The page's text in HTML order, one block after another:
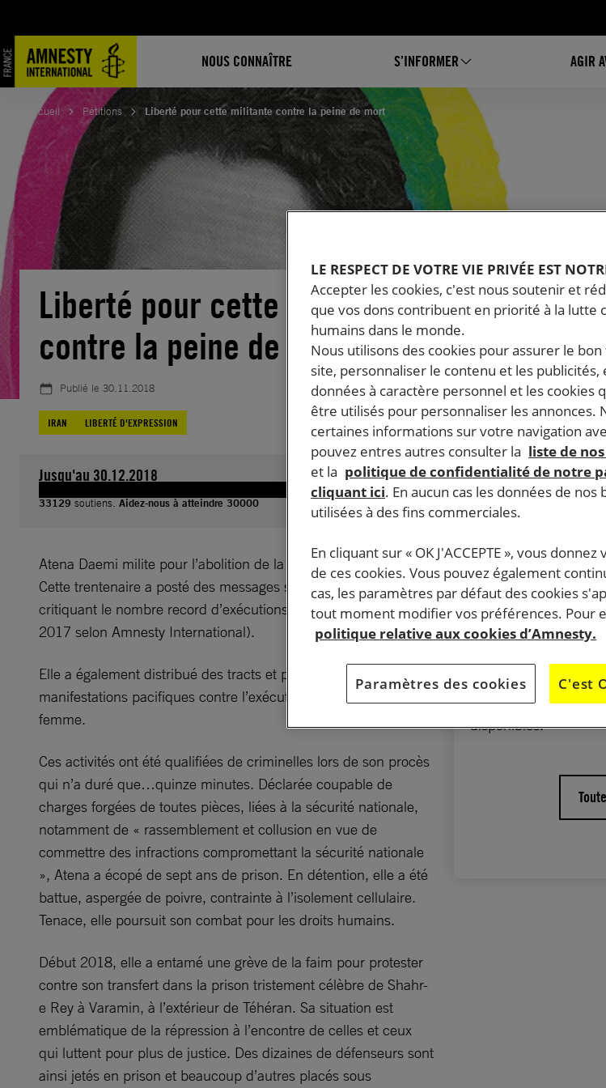
NOUS CONNAÎTRE S’INFORMER AGIR
contenu
Accueil Pétitions Liberté pour cette militante contre la peine de mort
Liberté pour cette militante
contre la peine de mort
Publié le 30.11.2018
IRAN LIBERTÉ D'EXPRESSION
Jusqu'au 30.12.2018
33129 soutiens. Aidez-nous à atteindre 30000
Atena Daemi milite pour l’abolition de la peine capitale en Iran.
Cette trentenaire a posté des messages sur Facebook et Twitter
critiquant le nombre record d’exécutions dans son pays (507 en
2017 selon Amnesty International).
Elle a également distribué des tracts et participé à des
manifestations pacifiques contre l’exécution d’une jeune
femme.
Ces activités ont été qualifiées de criminelles lors de son procès
qui n’a duré que…quinze minutes. Déclarée coupable de
charges forgées de toutes pièces, liées à la sécurité nationale,
notamment de « rassemblement et collusion en vue de
commettre des infractions compromettant la sécurité nationale
», Atena a écopé de sept ans de prison. En détention, elle a été
battue, aspergée de poivre, contrainte à l’isolement cellulaire.
Tenace, elle poursuit son combat pour les droits humains.
Début 2018, elle a entamé une grève de la faim pour protester
contre son transfert dans la prison tristement célèbre de Shahr-
e Rey à Varamin, à l’extérieur de Téhéran. Sa situation est
emblématique de la répression à l’encontre de celles et ceux
qui luttent pour plus de justice. Des dizaines de défenseurs sont
ainsi jetés en prison et beaucoup d’autres placés sous
Ayatollah
Atena
Cette pétition est
soutien.
N’hésitez pas à
disponibles.
LE RESPECT DE VOTRE VIE PRIVÉE EST
Accepter les cookies, c'est nous soutenir et
que vos dons contribuent en priorité à la lutte
humains dans le monde.
Nous utilisons des cookies pour assurer le
site, personnaliser le contenu et les
données à caractère personnel et les cookies
être utilisés pour personnaliser les annonces.
certaines informations sur votre navigation
pouvez entres autres consulter la liste de
et la politique de confidentialité de notre
cliquant ici. En aucun cas les données de
utilisées à des fins commerciales.
En cliquant sur « OK J'ACCEPTE », vous
de ces cookies. Vous pouvez également
cas, les paramètres par défaut des cookies
tout moment modifier vos préférences. Pour
politique relative aux cookies d’Amnesty.
Paramètres des cookies C'est